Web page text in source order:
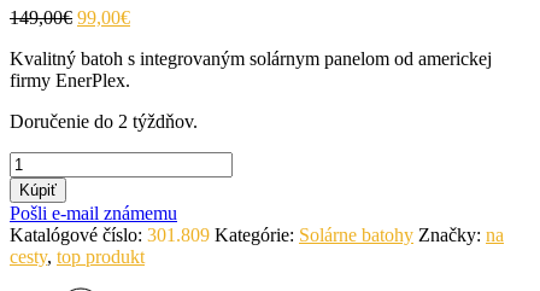
149,00€ 99,00€
Kvalitný batoh s integrovaným solárnym panelom od americkej
firmy EnerPlex.
Doručenie do 2 týždňov.
Kúpiť
Pošli e-mail známemu
Katalógové číslo: 301.809 Kategórie: Solárne batohy Značky: na
cesty, top produkt